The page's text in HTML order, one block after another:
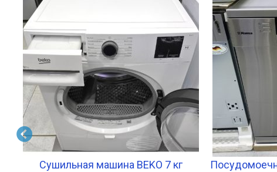
Сушильная машина BEKO 7 кг